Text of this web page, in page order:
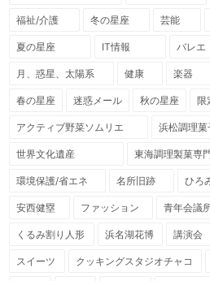
福祉/介護 冬の星座 芸能
夏の星座 IT情報 バレエ
月、惑星、太陽系 健康 楽器
春の星座 迷惑メール 秋の星座 限
アクティブ野菜ソムリエ 浜松調理
世界文化遺産 東海調理製菓専
環境保護/省エネ 名所旧跡 ひろ
安西健塁 ファッション 青年会議
くるみ割り人形 浜名湖花博 講演会
スイーツ クッキングスタジオチャコ